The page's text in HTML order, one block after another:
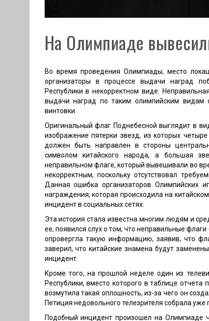
На Олимпиаде
Во время проведения Олимпиады, место
организаторы в процессе выдачи наград
Республики в некорректном виде.
выдачи наград по таким олимпийским видам
винтовки.
Оригинальный флаг Поднебесной выглядит в
изображение пятерки звезд, из которых
должен быть направлен в стороны
символом китайского народа, а большая
неправильном флаге, который вывешивали во
некорректным, поскольку отсутствовал
Данная ошибка организаторов Олимпийских
награждения, которая происходила на
инцидент в социальных сетях.
Эта история стала известна многим людям и
ее, появился слух о том, что неправильные
опровергла такую информацию, заявив, что
заверил, что китайские знамена будут
инцидент.
Кроме того, на прошлой неделе один из
Республики, вместо которого в таблице
возмутила такая оплошность, из-за чего он
Петиция недовольного телезрителя собрала уже
Подобный инцидент произошел на Олимпиаде